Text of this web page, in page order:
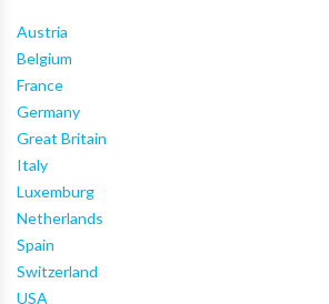
Austria
Belgium
France
Germany
Great Britain
Italy
Luxemburg
Netherlands
Spain
Switzerland
USA